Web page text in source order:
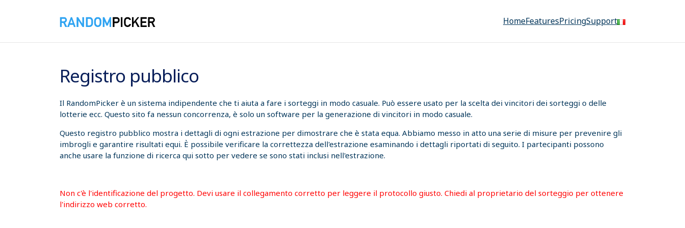
HomeFeaturesPricingSupport
Registro pubblico
Il RandomPicker è un sistema indipendente che ti aiuta a fare i sorteggi in modo casuale. Può essere usato per la scelta dei vincitori dei sorteggi o delle
lotterie ecc. Questo sito fa nessun concorrenza, è solo un software per la generazione di vincitori in modo casuale.
Questo registro pubblico mostra i dettagli di ogni estrazione per dimostrare che è stata equa. Abbiamo messo in atto una serie di misure per prevenire gli
imbrogli e garantire risultati equi. È possibile verificare la correttezza dell'estrazione esaminando i dettagli riportati di seguito. I partecipanti possono
anche usare la funzione di ricerca qui sotto per vedere se sono stati inclusi nell'estrazione.
Non c'è l'identificazione del progetto. Devi usare il collegamento corretto per leggere il protocollo giusto. Chiedi al proprietario del sorteggio per ottenere
l'indirizzo web corretto.